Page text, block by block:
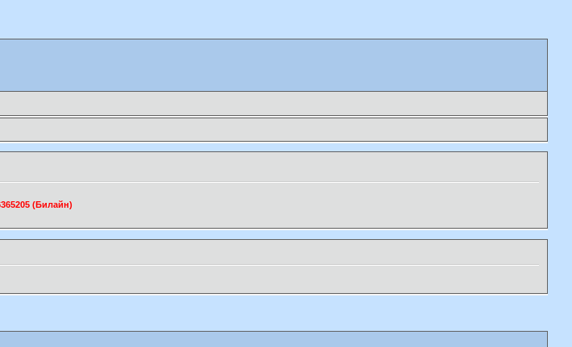
(Билайн)